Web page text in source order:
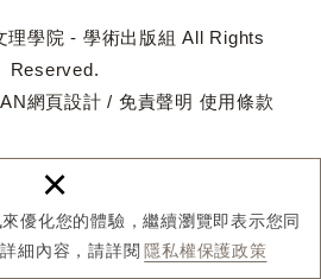
優化您的體驗，繼續瀏覽即表示您同
細內容，請詳閱 隱私權保護政策
×
學院 - 學術出版組 All Rights
Reserved.
網頁設計 / 免責聲明 使用條款